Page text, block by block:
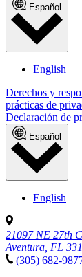
Español
English
Derechos y
prácticas de
Declaración de
Español
English
21097 NE 27th
Aventura, FL
(305) 682-